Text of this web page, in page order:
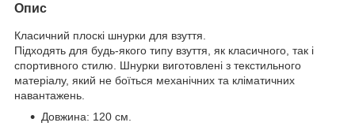
Опис
Класичний плоскі шнурки для взуття.
Підходять для будь-якого типу взуття, як класичного, так і
спортивного стилю. Шнурки виготовлені з текстильного
матеріалу, який не боїться механічних та кліматичних
навантажень.
Довжина: 120 см.